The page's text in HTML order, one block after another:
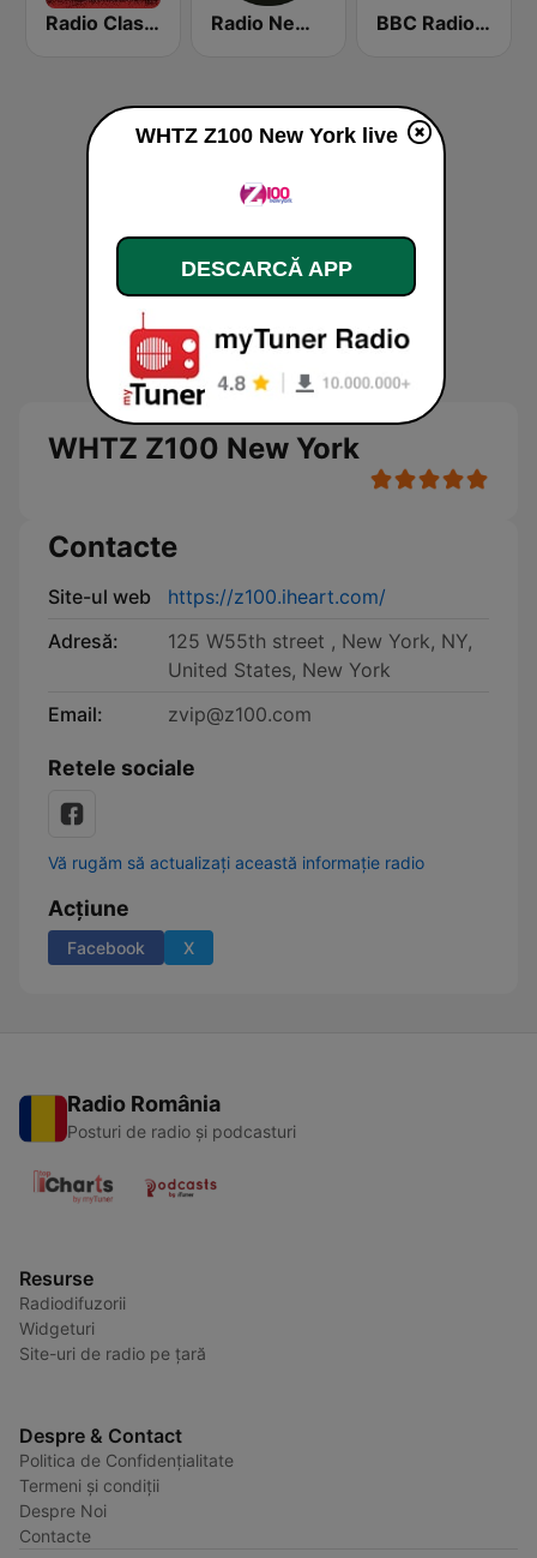
Radio Classic Rock Radio New York Live BBC Radio 4
WHTZ Z100 New York
Contacte
Site-ul web
https://z100.iheart.com/
Adresă:
125 W55th street , New York, NY,
United States, New York
Email:
zvip@z100.com
Retele sociale
Vă rugăm să actualizați această informație radio
Acțiune
Facebook X
Radio România
Posturi de radio și podcasturi
Resurse
Radiodifuzorii
Widgeturi
Site-uri de radio pe țară
Despre & Contact
Politica de Confidențialitate
Termeni și condiții
Despre Noi
Contacte
WHTZ Z100 New York live
DESCARCĂ APP